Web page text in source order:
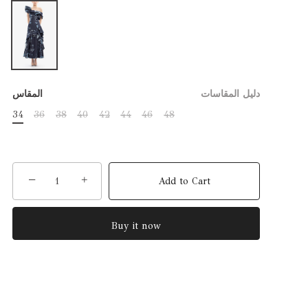
المقاس
دليل المقاسات
34
36 38 40 42 44 46 48
− + Add to Cart
Buy it now